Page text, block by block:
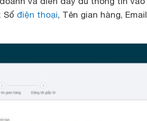
Số điện thoại, Tên gian hàng,